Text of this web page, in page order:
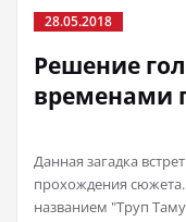
28.05.2018
Решение
временами
Данная загадка
прохождения
названием "Труп